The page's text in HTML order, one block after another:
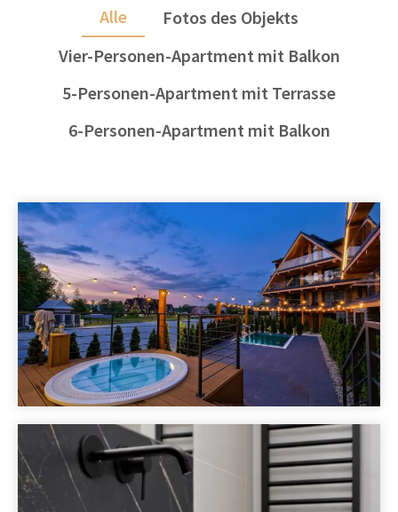
Alle
Fotos des Objekts
Vier-Personen-Apartment mit Balkon
5-Personen-Apartment mit Terrasse
6-Personen-Apartment mit Balkon